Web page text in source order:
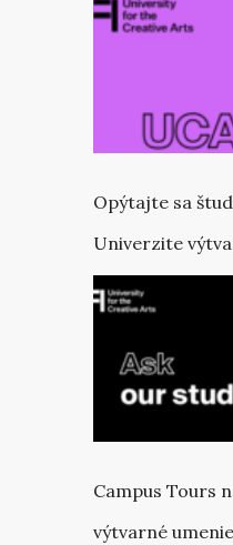
Opýtajte sa
Univerzite
Campus Tours
výtvarné umenie